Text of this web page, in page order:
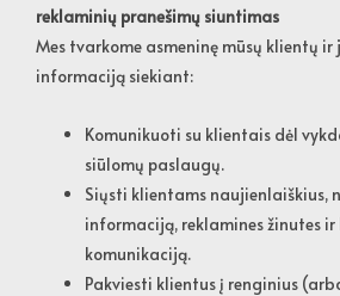
reklaminių pranešimų siuntimas
Mes tvarkome asmeninę mūsų klientų
informaciją siekiant:
Komunikuoti su klientais dėl
siūlomų paslaugų.
Siųsti klientams naujienlaiškius,
informaciją, reklamines žinutes
komunikaciją.
Pakviesti klientus į renginius